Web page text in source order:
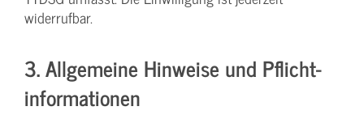
widerrufbar.
3. Allgemeine Hinweise und Pflicht­
informationen